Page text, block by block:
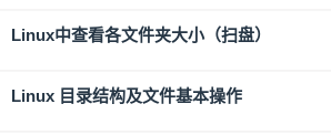
Linux中查看各文件夹大小（扫盘）
Linux 目录结构及文件基本操作